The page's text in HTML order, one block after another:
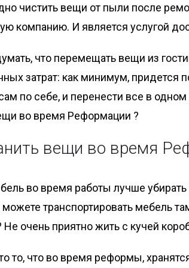
чистить вещи от пыли после
компанию. И является услугой
что перемещать вещи из
затрат: как минимум, придется
по себе, и перенести все в
во время Реформации ?
вещи во время
во время работы лучше убирать
транспортировать мебель
очень приятно жить с кучей
то, что во время реформы,